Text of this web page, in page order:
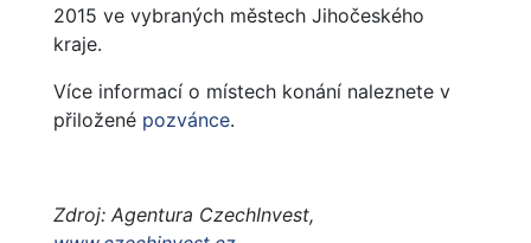
2015 ve vybraných městech Jihočeského
kraje.
Více informací o místech konání naleznete v
přiložené pozvánce.
Zdroj: Agentura CzechInvest,